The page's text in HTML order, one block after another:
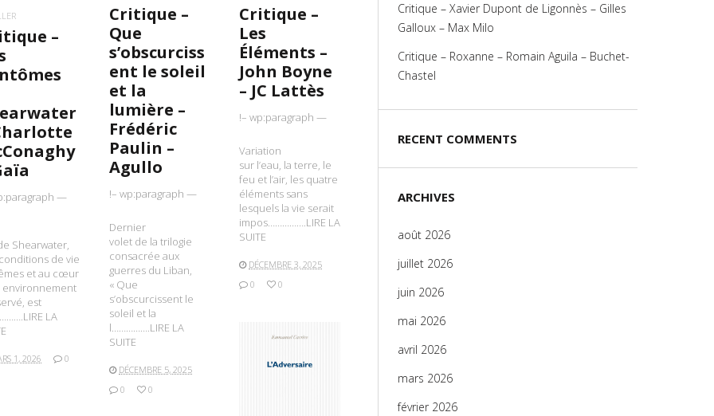
–
—
Shearwater,
de vie
et au cœur
environnement
est
LA
1, 2026
0
Critique –
Que
s’obscurciss
ent le soleil
et la
lumière –
Frédéric
Paulin –
Agullo
!– wp:paragraph —
Dernier
volet de la trilogie
consacrée aux
guerres du Liban,
« Que
s’obscurcissent le
soleil et la
l…………….LIRE LA
SUITE
DÉCEMBRE 5, 2025
0
0
Critique –
Les
Éléments –
John Boyne
– JC Lattès
!– wp:paragraph —
Variation
sur l’eau, la terre, le
feu et l’air, les quatre
éléments sans
lesquels la vie serait
impos…………….LIRE LA
SUITE
DÉCEMBRE 3, 2025
0
0
Critique – Xavier Dupont de Ligonnès – Gilles
Galloux – Max Milo
Critique – Roxanne – Romain Aguila – Buchet-
Chastel
RECENT COMMENTS
ARCHIVES
août 2026
juillet 2026
juin 2026
mai 2026
avril 2026
mars 2026
février 2026